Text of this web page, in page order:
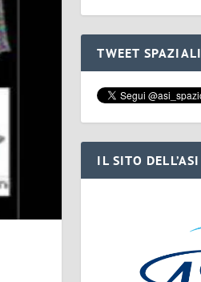
TWEET SPAZIALI
IL SITO DELL’ASI